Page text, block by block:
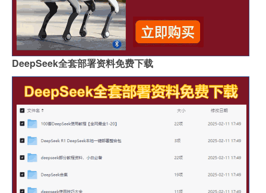
DeepSeek全套部署资料免费下载